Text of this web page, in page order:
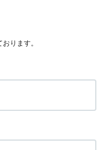
ります。